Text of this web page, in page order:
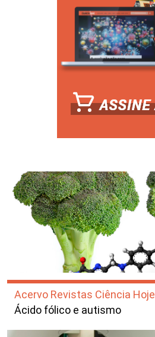
Acervo Revistas Ciência Hoje
Ácido fólico e autismo